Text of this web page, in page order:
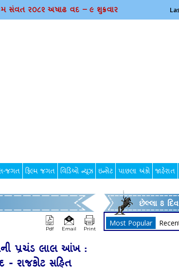
સંવત ર૦૮૨ અષાઢ વદ – ૯ શુક્રવાર
જગત ફિલ્મ જગત વિડિઓ ન્યૂઝ ઇન્સેટ પાછલા અંકો જાહેરાત
Pdf Email Print
પ્રચંડ લાલ આંખ :
- રાજકોટ સહિત
છેલ્લા 8
Most Popular